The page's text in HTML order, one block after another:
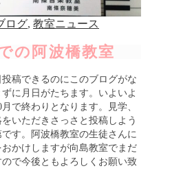
ログ, 教室ニュース
の阿波橋教室
稿できるのにこのブログがな
に月日がたちます。いよいよ
で終わりとなります。見学、
いただきさっさと投稿しよう
す。阿波橋教室の生徒さんに
かけしますが向島教室でまだ
ので今後ともよろしくお願い致